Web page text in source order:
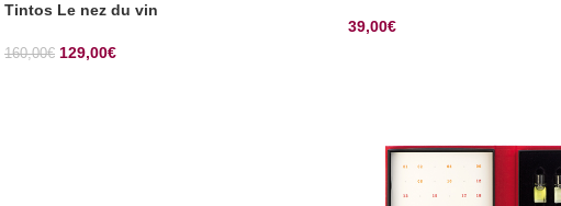
Tintos Le nez du vin
160,00€ 129,00€
39,00€